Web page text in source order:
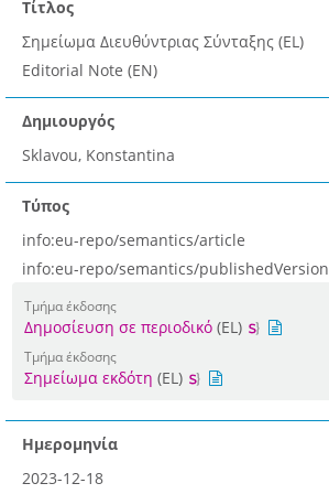
Τίτλος
Σημείωμα Διευθύντριας Σύνταξης (EL)
Editorial Note (EN)
Δημιουργός
Sklavou, Konstantina
Τύπος
info:eu-repo/semantics/article
info:eu-repo/semantics/publishedVersion
Τμήμα έκδοσης
Δημοσίευση σε περιοδικό (EL)
Τμήμα έκδοσης
Σημείωμα εκδότη (EL)
Ημερομηνία
2023-12-18